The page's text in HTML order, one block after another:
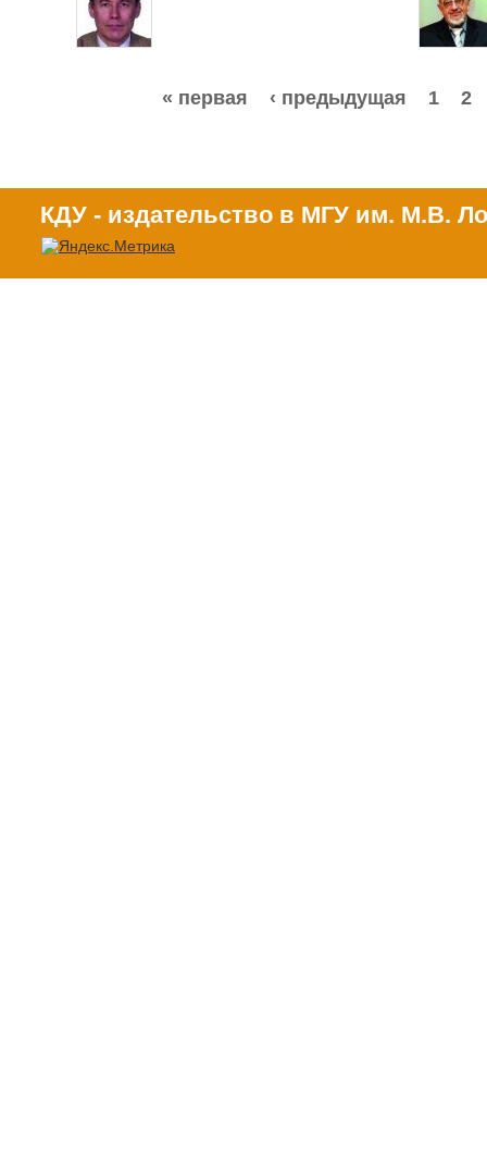
Страницы« первая ‹ предыдущая 1 2
КДУ - издательство в МГУ им. М.В.